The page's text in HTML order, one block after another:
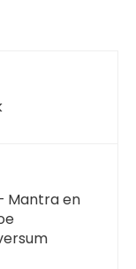
Mantra en